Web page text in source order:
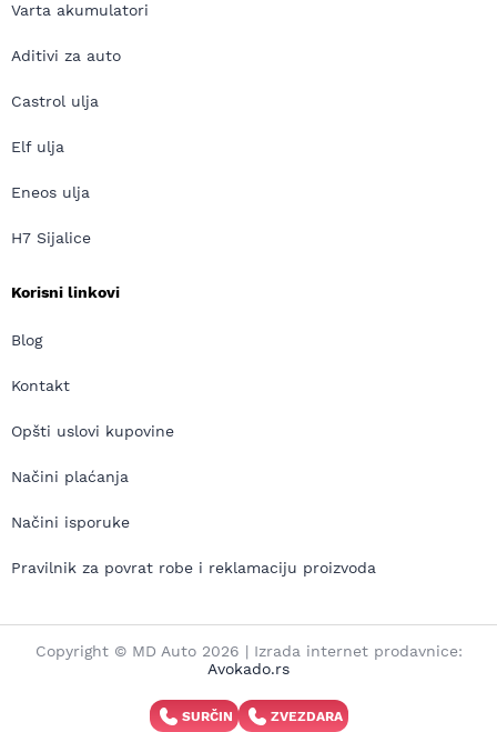
Varta akumulatori
Aditivi za auto
Castrol ulja
Elf ulja
Eneos ulja
H7 Sijalice
Korisni linkovi
Blog
Kontakt
Opšti uslovi kupovine
Načini plaćanja
Načini isporuke
Pravilnik za povrat robe i reklamaciju proizvoda
Copyright © MD Auto 2026 | Izrada internet prodavnice:
Avokado.rs
SURČIN ZVEZDARA